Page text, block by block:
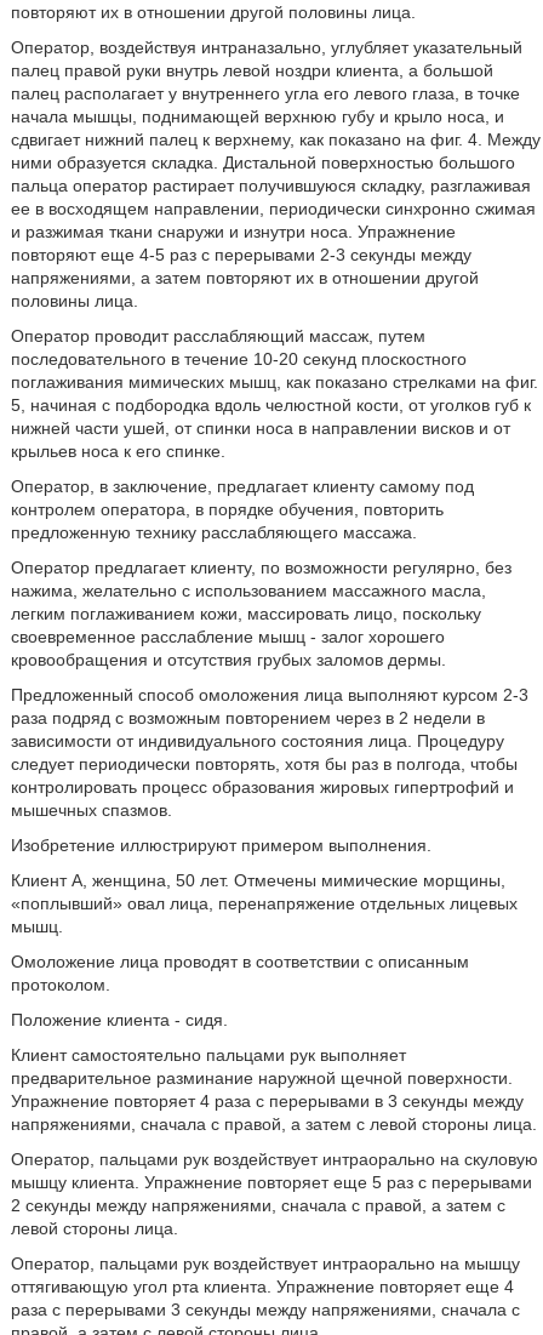
повторяют их в отношении другой половины лица.
Оператор, воздействуя интраназально, углубляет указательный
палец правой руки внутрь левой ноздри клиента, а большой
палец располагает у внутреннего угла его левого глаза, в точке
начала мышцы, поднимающей верхнюю губу и крыло носа, и
сдвигает нижний палец к верхнему, как показано на фиг. 4. Между
ними образуется складка. Дистальной поверхностью большого
пальца оператор растирает получившуюся складку, разглаживая
ее в восходящем направлении, периодически синхронно сжимая
и разжимая ткани снаружи и изнутри носа. Упражнение
повторяют еще 4-5 раз с перерывами 2-3 секунды между
напряжениями, а затем повторяют их в отношении другой
половины лица.
Оператор проводит расслабляющий массаж, путем
последовательного в течение 10-20 секунд плоскостного
поглаживания мимических мышц, как показано стрелками на фиг.
5, начиная с подбородка вдоль челюстной кости, от уголков губ к
нижней части ушей, от спинки носа в направлении висков и от
крыльев носа к его спинке.
Оператор, в заключение, предлагает клиенту самому под
контролем оператора, в порядке обучения, повторить
предложенную технику расслабляющего массажа.
Оператор предлагает клиенту, по возможности регулярно, без
нажима, желательно с использованием массажного масла,
легким поглаживанием кожи, массировать лицо, поскольку
своевременное расслабление мышц - залог хорошего
кровообращения и отсутствия грубых заломов дермы.
Предложенный способ омоложения лица выполняют курсом 2-3
раза подряд с возможным повторением через в 2 недели в
зависимости от индивидуального состояния лица. Процедуру
следует периодически повторять, хотя бы раз в полгода, чтобы
контролировать процесс образования жировых гипертрофий и
мышечных спазмов.
Изобретение иллюстрируют примером выполнения.
Клиент А, женщина, 50 лет. Отмечены мимические морщины,
«поплывший» овал лица, перенапряжение отдельных лицевых
мышц.
Омоложение лица проводят в соответствии с описанным
протоколом.
Положение клиента - сидя.
Клиент самостоятельно пальцами рук выполняет
предварительное разминание наружной щечной поверхности.
Упражнение повторяет 4 раза с перерывами в 3 секунды между
напряжениями, сначала с правой, а затем с левой стороны лица.
Оператор, пальцами рук воздействует интраорально на скуловую
мышцу клиента. Упражнение повторяет еще 5 раз с перерывами
2 секунды между напряжениями, сначала с правой, а затем с
левой стороны лица.
Оператор, пальцами рук воздействует интраорально на мышцу
оттягивающую угол рта клиента. Упражнение повторяет еще 4
раза с перерывами 3 секунды между напряжениями, сначала с